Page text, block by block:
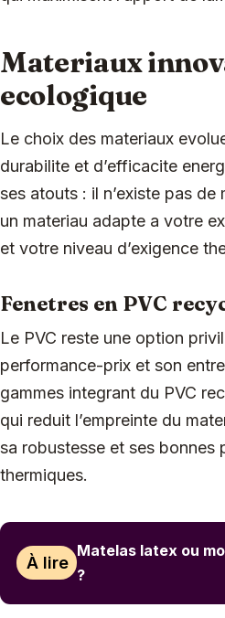
Materiaux
ecologique
Le choix des materiaux
durabilite et d’efficacite
ses atouts : il n’existe pas de
un materiau adapte a votre
et votre niveau d’exigence
Fenetres en PVC
Le PVC reste une option
performance-prix et son
gammes integrant du PVC
qui reduit l’empreinte du
sa robustesse et ses bonnes
thermiques.
À lire
Matelas latex ou
?